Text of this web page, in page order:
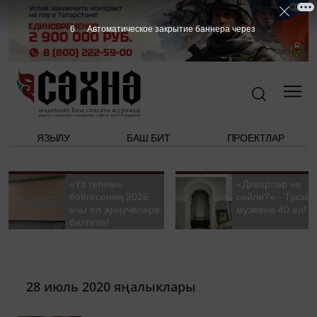
ЯЗЫЛУ БАШ БИТ ПРОЕКТЛАР
«Үз телем»
бәйгесенең 2026
нчы ел җиңүчеләре
билгеле!
«Диварлар ни
сөйли?» - Тукай
музеена 40 ел!
28 июль 2020 яңалыклары
5 Автоматическое закрытие баннера через